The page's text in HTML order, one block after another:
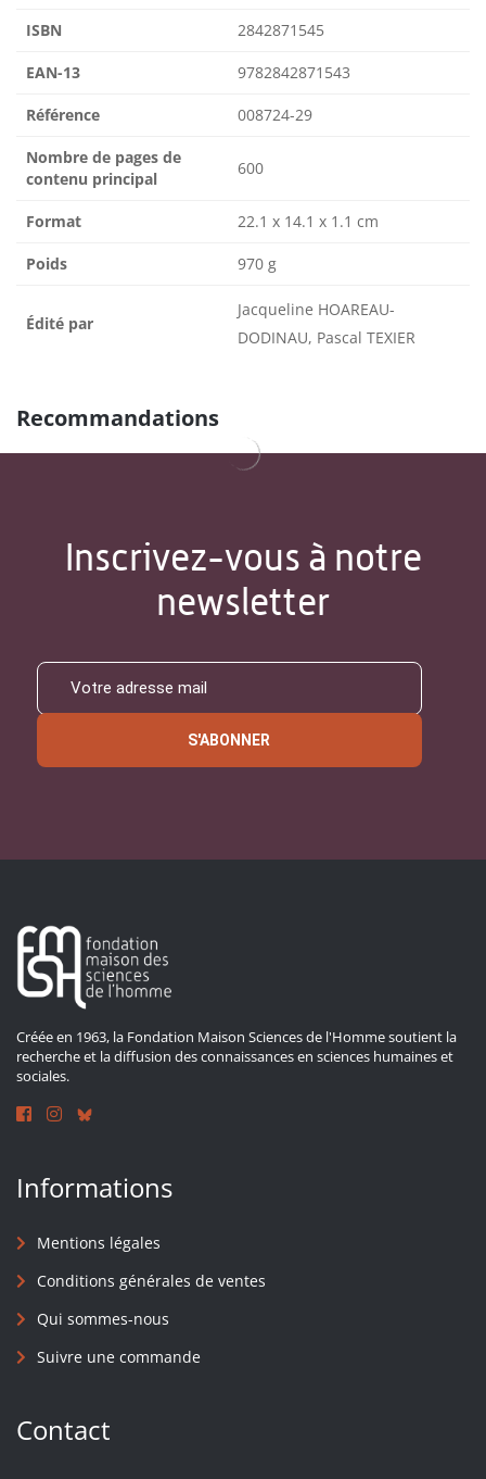
ISBN 2842871545
EAN-13 9782842871543
Référence 008724-29
Nombre de pages de
contenu principal
600
Format 22.1 x 14.1 x 1.1 cm
Poids 970 g
Édité par
Jacqueline HOAREAU-
DODINAU, Pascal TEXIER
Recommandations
Inscrivez-vous à notre
newsletter
S'ABONNER
Créée en 1963, la Fondation Maison Sciences de l'Homme soutient la
recherche et la diffusion des connaissances en sciences humaines et
sociales.
Informations
Mentions légales
Conditions générales de ventes
Qui sommes-nous
Suivre une commande
Contact